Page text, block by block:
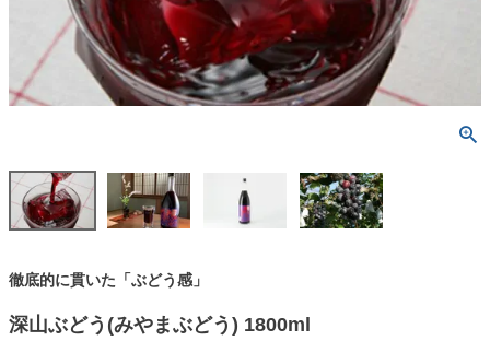
徹底的に貫いた「ぶどう感」
深山ぶどう(みやまぶどう) 1800ml